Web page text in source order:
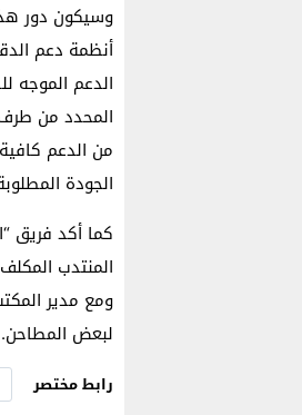
وسيكون دور
أنظمة دعم
الدعم الموجه
المحدد من طرف
من الدعم
الجودة
كما أكد فريق
المنتدب
ومع مدير
لبعض المطاحن.
رابط مختصر